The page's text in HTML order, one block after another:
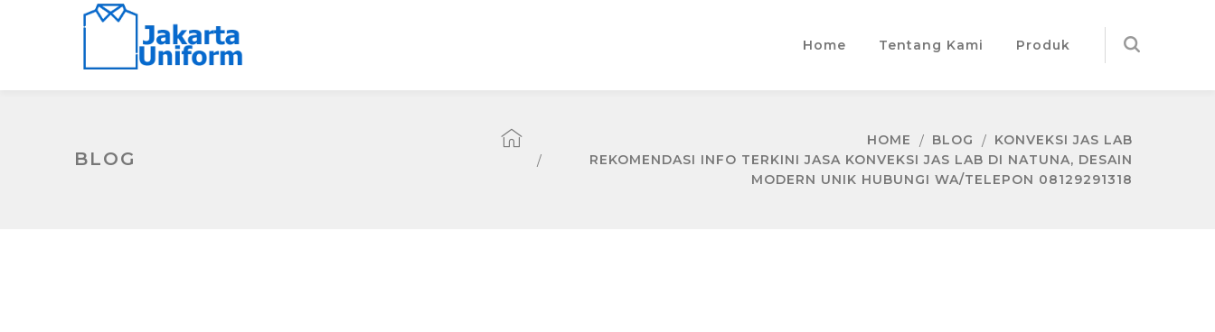
Home Tentang Kami Produk
BLOG
HOME BLOG
KONVEKSI JAS LAB
REKOMENDASI INFO TERKINI JASA KONVEKSI JAS LAB DI NATUNA, DESAIN
MODERN UNIK HUBUNGI WA/TELEPON 08129291318